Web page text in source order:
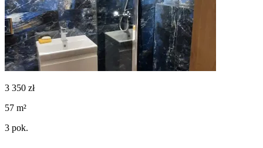
3 350 zł
57 m²
3 pok.